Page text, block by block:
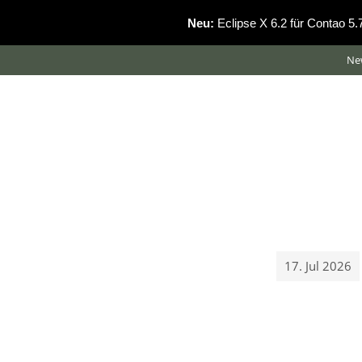
Neu: Eclipse X 6.2 für Contao
17. Jul 2026